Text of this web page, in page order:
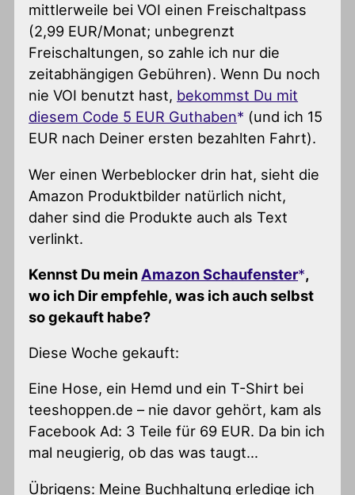
mittlerweile bei VOI einen Freischaltpass
(2,99 EUR/Monat; unbegrenzt
Freischaltungen, so zahle ich nur die
zeitabhängigen Gebühren). Wenn Du noch
nie VOI benutzt hast, bekommst Du mit
diesem Code 5 EUR Guthaben
(und ich 15
EUR nach Deiner ersten bezahlten Fahrt).
Wer einen Werbeblocker drin hat, sieht die
Amazon Produktbilder natürlich nicht,
daher sind die Produkte auch als Text
verlinkt.
Kennst Du mein Amazon Schaufenster ,
wo ich Dir empfehle, was ich auch selbst
so gekauft habe?
Diese Woche gekauft:
Eine Hose, ein Hemd und ein T-Shirt bei
teeshoppen.de – nie davor gehört, kam als
Facebook Ad: 3 Teile für 69 EUR. Da bin ich
mal neugierig, ob das was taugt…
Übrigens: Meine Buchhaltung erledige ich